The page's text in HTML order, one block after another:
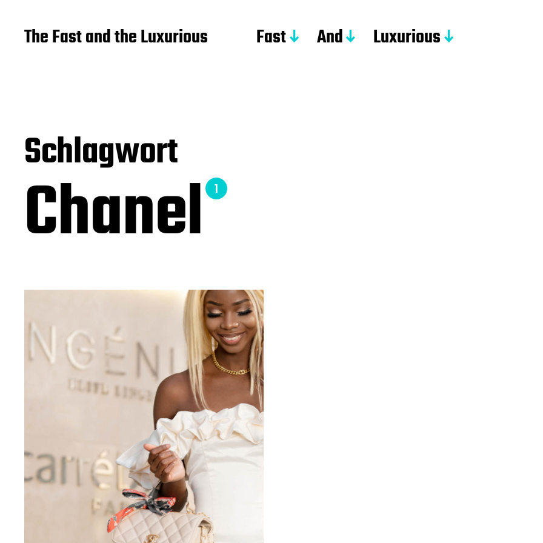
The Fast and the Luxurious Fast And Luxurious
Schlagwort
Chanel1